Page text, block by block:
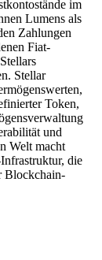
im
Lumens als
Zahlungen
Fiat-
Stellar
Token,
und
Welt macht
die
Blockchain-